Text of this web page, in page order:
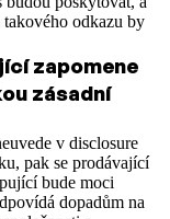
odkazu by
zapomene
zásadní
v disclosure
pak se prodávající
bude moci
dopadům na